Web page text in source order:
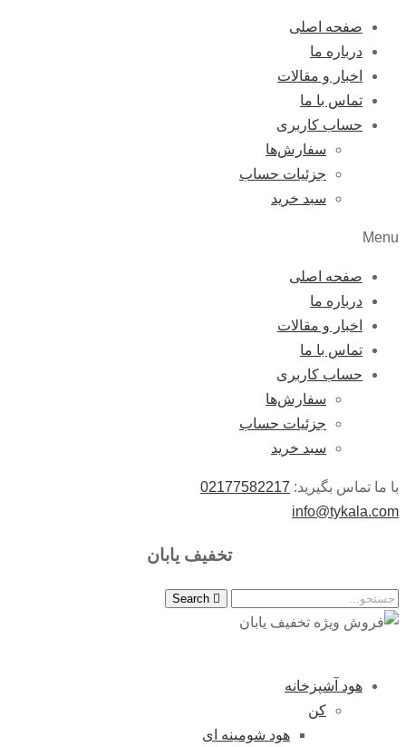
صفحه اصلی
درباره ما
اخبار و مقالات
تماس با ما
حساب کاربری
سفارش‌ها
جزئیات حساب
سبد خرید
Menu
صفحه اصلی
درباره ما
اخبار و مقالات
تماس با ما
حساب کاربری
سفارش‌ها
جزئیات حساب
سبد خرید
با ما تماس بگیرید: 02177582217
info@tykala.com
تخفیف یابان
Search
هود آشپزخانه
کن
هود شومینه ای